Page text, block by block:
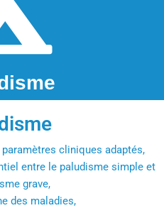
cliniques adaptés,
entre le paludisme simple et
grave,
des maladies,